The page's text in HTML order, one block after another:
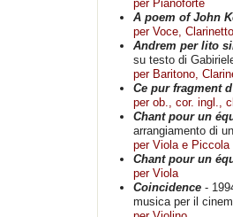
per Pianoforte
A poem of John
per Voce,
Andrem per lito
su testo di
per Baritono,
Ce pur fragment
per ob., cor. ingl.,
Chant pour un
arrangiamento di
per Viola e Piccola
Chant pour un
per Viola
Coincidence -
musica per il